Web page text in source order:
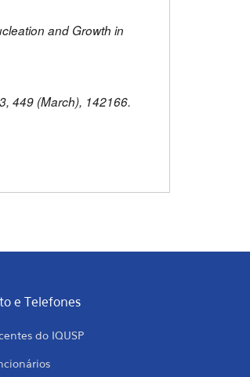
and Growth in
449 (March), 142166.
e Telefones
do IQUSP